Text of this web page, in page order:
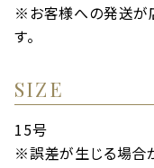
※お客様への発送が
す。
SIZE
15号
※誤差が生じる場合